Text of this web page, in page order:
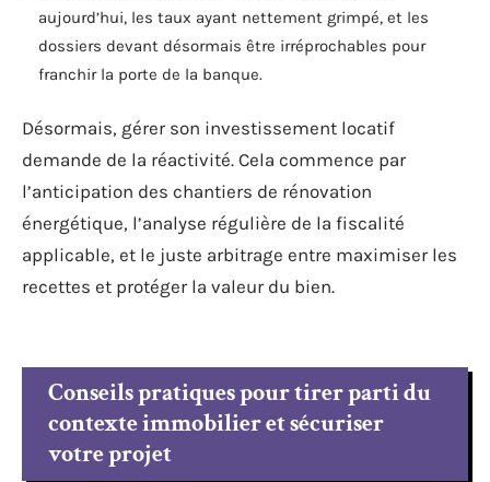
aujourd’hui, les taux ayant nettement grimpé, et les
dossiers devant désormais être irréprochables pour
franchir la porte de la banque.
Désormais, gérer son investissement locatif
demande de la réactivité. Cela commence par
l’anticipation des chantiers de rénovation
énergétique, l’analyse régulière de la fiscalité
applicable, et le juste arbitrage entre maximiser les
recettes et protéger la valeur du bien.
Conseils pratiques pour tirer parti du
contexte immobilier et sécuriser
votre projet